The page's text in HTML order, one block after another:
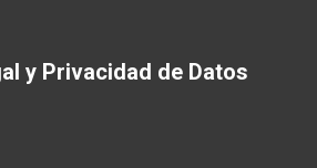
y Privacidad de Datos